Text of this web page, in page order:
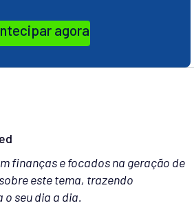
agora
finanças e focados na geração de
este tema, trazendo
seu dia a dia.